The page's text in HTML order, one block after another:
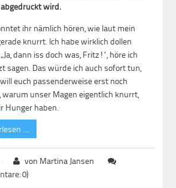
wird.
ihr nämlich hören, wie laut mein
knurrt. Ich habe wirklich dollen
dann iss doch was, Fritz!“, höre ich
sagen. Das würde ich auch sofort tun,
euch passenderweise erst noch
warum unser Magen eigentlich knurrt,
Hunger haben.
…
von Martina Jansen
0)